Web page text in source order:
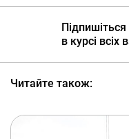
в курсі всіх
Читайте також: